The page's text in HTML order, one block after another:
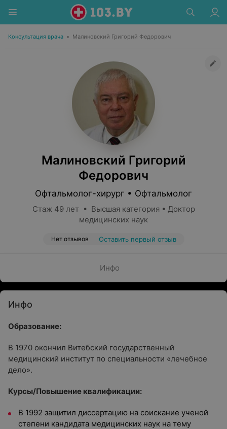
Консультация врача • Малиновский Григорий Федорович
Малиновский Григорий
Федорович
Офтальмолог-хирург • Офтальмолог
Стаж 49 лет • Высшая категория • Доктор
медицинских наук
Нет отзывов Оставить первый отзыв
Инфо
Инфо
Образование:
В 1970 окончил Витебский государственный
медицинский институт по специальности «лечебное
дело».
Курсы/Повышение квалификации:
В 1992 защитил диссертацию на соискание ученой
степени кандидата медицинских наук на тему